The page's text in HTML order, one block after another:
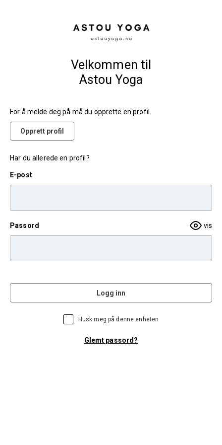
Velkommen til
Astou Yoga
For å melde deg på må du opprette en profil.
Opprett profil
Har du allerede en profil?
E-post
Passord vis
Logg inn
Husk meg på denne enheten
Glemt passord?